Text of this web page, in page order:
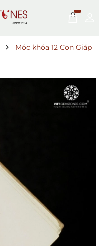
Móc khóa 12 Con Giáp